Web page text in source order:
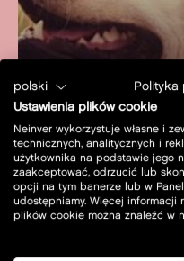
Zwierzęta mile
widziane
dowiedz się
polski Polityka
Ustawienia plików cookie
Neinver wykorzystuje własne i
technicznych, analitycznych i
użytkownika na podstawie jego
zaakceptować, odrzucić lub
opcji na tym banerze lub w
udostępniamy. Więcej informacji
plików cookie można znaleźć w